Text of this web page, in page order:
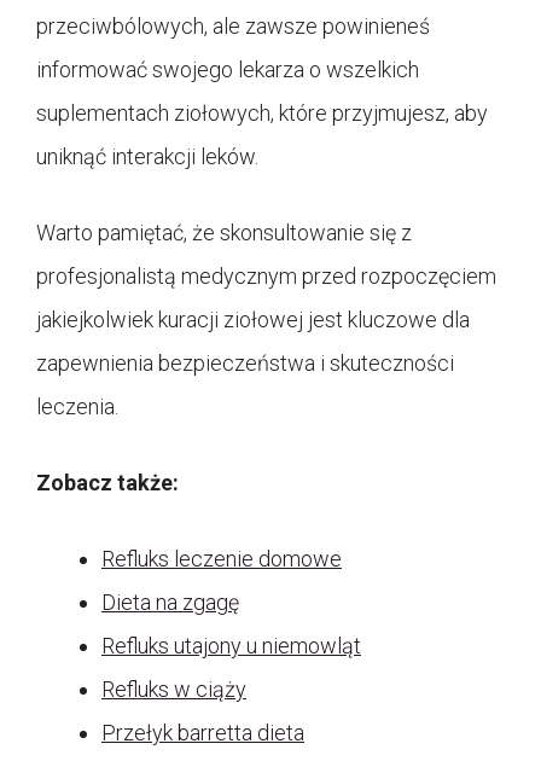
przeciwbólowych, ale zawsze powinieneś
informować swojego lekarza o wszelkich
suplementach ziołowych, które przyjmujesz, aby
uniknąć interakcji leków.
Warto pamiętać, że skonsultowanie się z
profesjonalistą medycznym przed rozpoczęciem
jakiejkolwiek kuracji ziołowej jest kluczowe dla
zapewnienia bezpieczeństwa i skuteczności
leczenia.
Zobacz także:
Refluks leczenie domowe
Dieta na zgagę
Refluks utajony u niemowląt
Refluks w ciąży
Przełyk barretta dieta